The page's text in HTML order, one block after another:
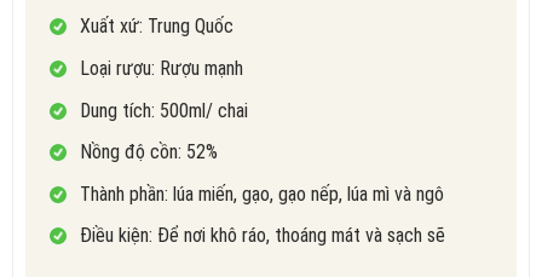
Xuất xứ: Trung Quốc
Loại rượu: Rượu mạnh
Dung tích: 500ml/ chai
Nồng độ cồn: 52%
Thành phần: lúa miến, gạo, gạo nếp, lúa mì và ngô
Điều kiện: Để nơi khô ráo, thoáng mát và sạch sẽ